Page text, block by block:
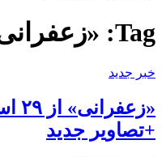
Tag:
خبر جدید
+تصاویر جدید